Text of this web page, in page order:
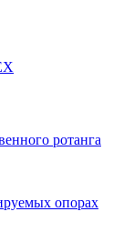
ротанга
опорах